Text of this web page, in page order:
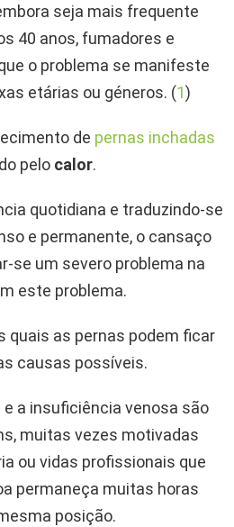
seja mais frequente
40 anos, fumadores e
o problema se manifeste
etárias ou géneros. (1)
de pernas inchadas
pelo calor.
quotidiana e traduzindo-se
e permanente, o cansaço
se um severo problema na
este problema.
quais as pernas podem ficar
causas possíveis.
e a insuficiência venosa são
muitas vezes motivadas
ou vidas profissionais que
permaneça muitas horas
posição.